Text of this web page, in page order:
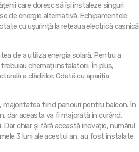
care doresc să își instaleze singuri
de energie alternativă. Echipamentele
cu ușurință la rețeaua electrică casnică
de a utiliza energia solară. Pentru a
chemați instalatorii. În plus,
a clădirilor. Odată cu apariția
fiind panouri pentru balcon. În
dar aceasta va fi majorată în curând.
chiar și fără această inovație, numărul
3 luni ale acestui an, au fost instalate